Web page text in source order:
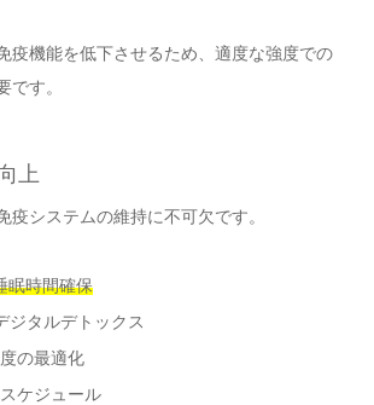
疫機能を低下させるため、適度な強度での
です。
上
疫システムの維持に不可欠です。
眠時間確保
ジタルデトックス
の最適化
ケジュール